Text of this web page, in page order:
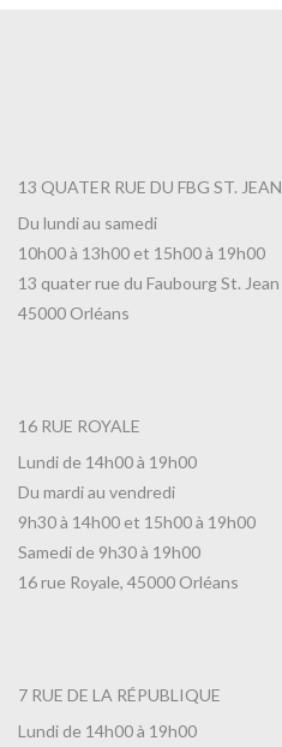
13 QUATER RUE DU FBG ST. JEAN
Du lundi au samedi
10h00 à 13h00 et 15h00 à 19h00
13 quater rue du Faubourg St. Jean
45000 Orléans
16 RUE ROYALE
Lundi de 14h00 à 19h00
Du mardi au vendredi
9h30 à 14h00 et 15h00 à 19h00
Samedi de 9h30 à 19h00
16 rue Royale, 45000 Orléans
7 RUE DE LA RÉPUBLIQUE
Lundi de 14h00 à 19h00